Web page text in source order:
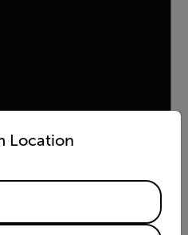
Location
and language from the